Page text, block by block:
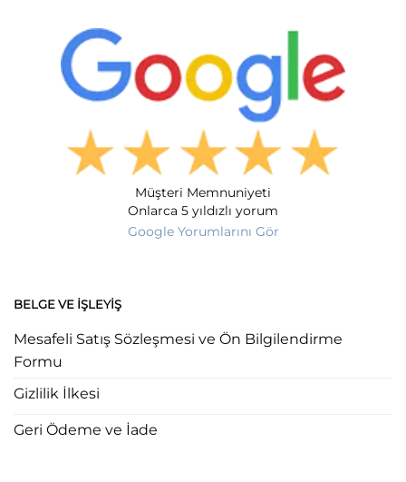
Müşteri Memnuniyeti
Onlarca 5 yıldızlı yorum
Google Yorumlarını Gör
BELGE VE İŞLEYIŞ
Mesafeli Satış Sözleşmesi ve Ön Bilgilendirme
Formu
Gizlilik İlkesi
Geri Ödeme ve İade